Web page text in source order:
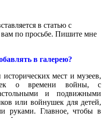
в статью с
по просьбе. Пишите мне
в галерею?
мест и музеев,
о времени войны, с
и подвижными
или войнушек для детей,
руками. Главное, чтобы в